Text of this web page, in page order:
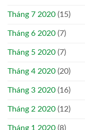
Tháng 7 2020 (15)
Tháng 6 2020 (7)
Tháng 5 2020 (7)
Tháng 4 2020 (20)
Tháng 3 2020 (16)
Tháng 2 2020 (12)
Tháng 1 2020 (8)